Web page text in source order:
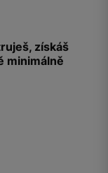
získáš
minimálně